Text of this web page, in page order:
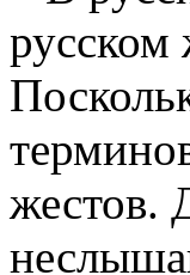
русском
жестов.